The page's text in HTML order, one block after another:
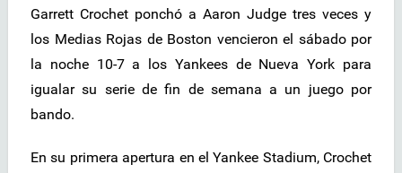
Garrett Crochet ponchó a Aaron Judge tres veces y
los Medias Rojas de Boston vencieron el sábado por
la noche 10-7 a los Yankees de Nueva York para
igualar su serie de fin de semana a un juego por
bando.
En su primera apertura en el Yankee Stadium, Crochet